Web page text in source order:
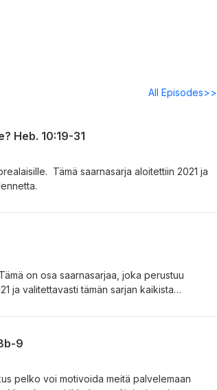
All Episodes>>
Heb. 10:19-31
Tämä saarnasarja aloitettiin 2021 ja
on osa saarnasarjaa, joka perustuu
ja valitettavasti tämän sarjan kaikista
9
pelko voi motivoida meitä palvelemaan